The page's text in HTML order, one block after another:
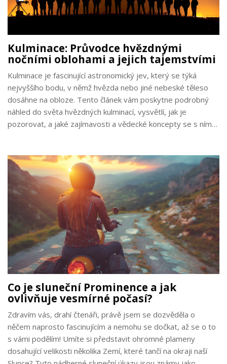
Kulminace: Průvodce hvězdnými
nočními oblohami a jejich tajemstvími
Kulminace je fascinující astronomický jev, který se týká
nejvyššího bodu, v němž hvězda nebo jiné nebeské těleso
dosáhne na obloze. Tento článek vám poskytne podrobný
náhled do světa hvězdných kulminací, vysvětlí, jak je
pozorovat, a jaké zajímavosti a vědecké koncepty se s ním
astronomy i profesionály.
Co je sluneční Prominence a jak
ovlivňuje vesmírné počasí?
Zdravím vás, drahí čtenáři, právě jsem se dozvěděla o
něčem naprosto fascinujícím a nemohu se dočkat, až se o to
s vámi podělím! Umíte si představit ohromné plameny
dosahující velikosti několika Zemí, které tančí na okraji naší